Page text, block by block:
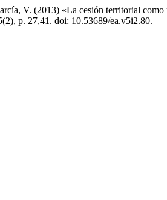
V. (2013) «La cesión territorial como
p. 27,41. doi: 10.53689/ea.v5i2.80.